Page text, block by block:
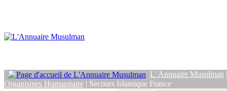
L' Annuaire Musulman
Organismes Humanitaire | Secours Islamique France